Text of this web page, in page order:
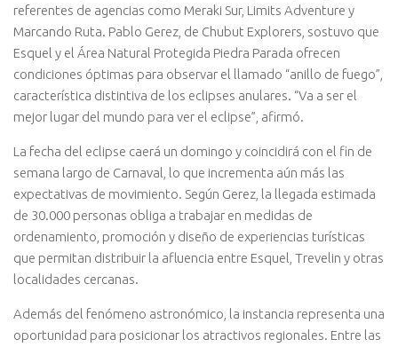
referentes de agencias como Meraki Sur, Limits Adventure y
Marcando Ruta. Pablo Gerez, de Chubut Explorers, sostuvo que
Esquel y el Área Natural Protegida Piedra Parada ofrecen
condiciones óptimas para observar el llamado “anillo de fuego”,
característica distintiva de los eclipses anulares. “Va a ser el
mejor lugar del mundo para ver el eclipse”, afirmó.
La fecha del eclipse caerá un domingo y coincidirá con el fin de
semana largo de Carnaval, lo que incrementa aún más las
expectativas de movimiento. Según Gerez, la llegada estimada
de 30.000 personas obliga a trabajar en medidas de
ordenamiento, promoción y diseño de experiencias turísticas
que permitan distribuir la afluencia entre Esquel, Trevelin y otras
localidades cercanas.
Además del fenómeno astronómico, la instancia representa una
oportunidad para posicionar los atractivos regionales. Entre las